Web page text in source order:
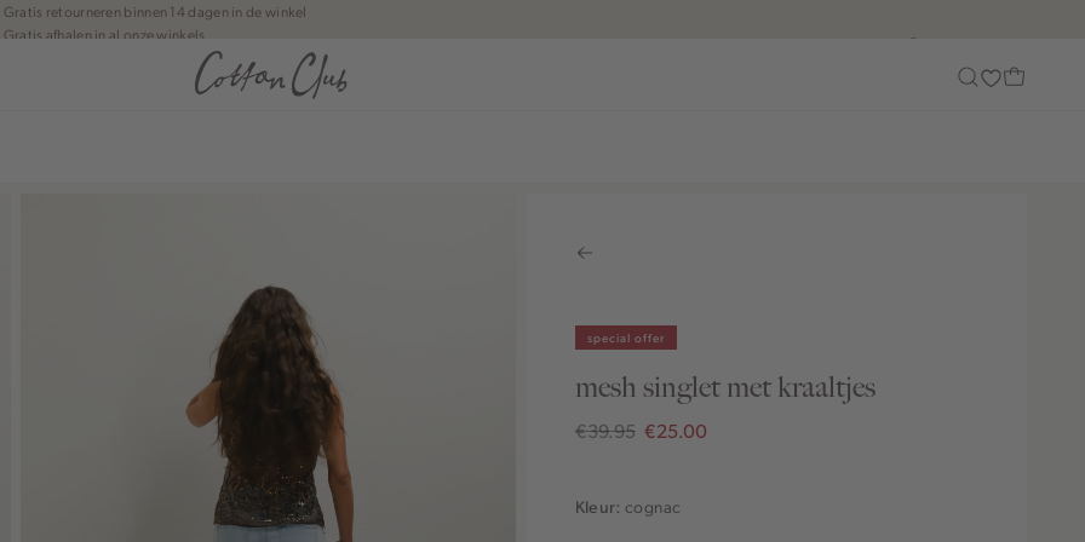
Gratis retourneren binnen 14 dagen in de winkel
Gratis afhalen in al onze winkels
Jouw bestelling wordt binnen 1 tot 5 dagen bezorgd
Betaal zoals jij wilt: o.a. Bancontact, Riverty, Apple pay & creditcard
special offer
mesh singlet met kraaltjes
€39.95 €25.00
Kleur:cognac